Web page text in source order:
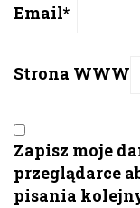
Email*
Strona WWW
Zapisz moje
przeglądarce
pisania